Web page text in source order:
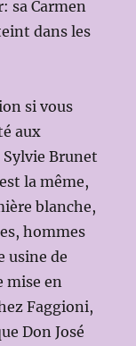
sa Carmen
dans les
si vous
aux
Brunet
la même,
blanche,
hommes
usine de
mise en
Faggioni,
Don José